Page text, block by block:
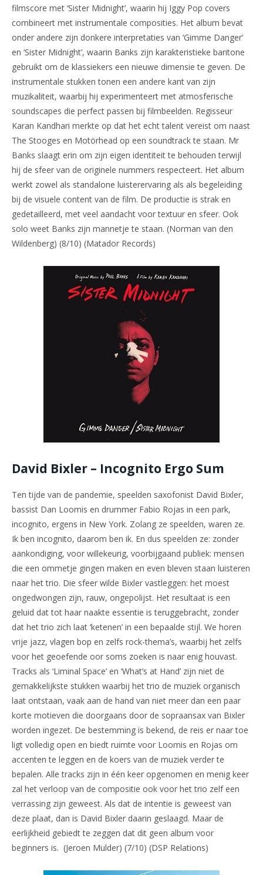
filmscore met ‘Sister Midnight’, waarin hij Iggy Pop covers
combineert met instrumentale composities. Het album bevat
onder andere zijn donkere interpretaties van ‘Gimme Danger’
en ‘Sister Midnight’, waarin Banks zijn karakteristieke baritone
gebruikt om de klassiekers een nieuwe dimensie te geven. De
instrumentale stukken tonen een andere kant van zijn
muzikaliteit, waarbij hij experimenteert met atmosferische
soundscapes die perfect passen bij filmbeelden. Regisseur
Karan Kandhari merkte op dat het echt talent vereist om naast
The Stooges en Motörhead op een soundtrack te staan. Mr
Banks slaagt erin om zijn eigen identiteit te behouden terwijl
hij de sfeer van de originele nummers respecteert. Het album
werkt zowel als standalone luisterervaring als als begeleiding
bij de visuele content van de film. De productie is strak en
gedetailleerd, met veel aandacht voor textuur en sfeer. Ook
solo weet Banks zijn mannetje te staan. (Norman van den
Wildenberg) (8/10) (Matador Records)
David Bixler – Incognito Ergo Sum
Ten tijde van de pandemie, speelden saxofonist David Bixler,
bassist Dan Loomis en drummer Fabio Rojas in een park,
incognito, ergens in New York. Zolang ze speelden, waren ze.
Ik ben incognito, daarom ben ik. En dus speelden ze: zonder
aankondiging, voor willekeurig, voorbijgaand publiek: mensen
die een ommetje gingen maken en even bleven staan luisteren
naar het trio. Die sfeer wilde Bixler vastleggen: het moest
ongedwongen zijn, rauw, ongepolijst. Het resultaat is een
geluid dat tot haar naakte essentie is teruggebracht, zonder
dat het trio zich laat ‘ketenen’ in een bepaalde stijl. We horen
vrije jazz, vlagen bop en zelfs rock-thema’s, waarbij het zelfs
voor het geoefende oor soms zoeken is naar enig houvast.
Tracks als ‘Liminal Space’ en ‘What’s at Hand’ zijn niet de
gemakkelijkste stukken waarbij het trio de muziek organisch
laat ontstaan, vaak aan de hand van niet meer dan een paar
korte motieven die doorgaans door de sopraansax van Bixler
worden ingezet. De bestemming is bekend, de reis er naar toe
ligt volledig open en biedt ruimte voor Loomis en Rojas om
accenten te leggen en de koers van de muziek verder te
bepalen. Alle tracks zijn in één keer opgenomen en menig keer
zal het verloop van de compositie ook voor het trio zelf een
verrassing zijn geweest. Als dat de intentie is geweest van
deze plaat, dan is David Bixler daarin geslaagd. Maar de
eerlijkheid gebiedt te zeggen dat dit geen album voor
beginners is. (Jeroen Mulder) (7/10) (DSP Relations)